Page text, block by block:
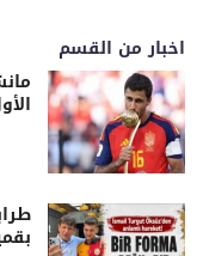
اخبار من القسم